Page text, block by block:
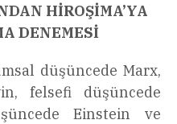
HİROŞİMA’YA
DENEMESİ
düşüncede Marx,
felsefi düşüncede
Einstein ve